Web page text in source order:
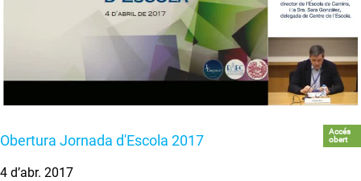
Obertura Jornada d'Escola 2017
Accés
obert
4 d’abr. 2017